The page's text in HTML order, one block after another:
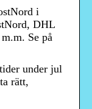
i
DHL
Se på
under jul
rätt,